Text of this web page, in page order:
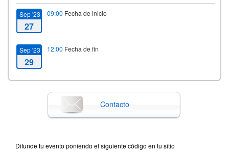
Sep '23
27
09:00 Fecha de inicio
Sep '23
29
12:00 Fecha de fin
Contacto
Difunde tu evento poniendo el siguiente código en tu sitio